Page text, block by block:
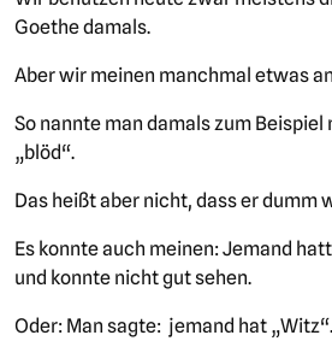
Goethe damals.
Aber wir meinen manchmal etwas
So nannte man damals zum
„blöd“.
Das heißt aber nicht, dass er dumm
Es konnte auch meinen: Jemand
und konnte nicht gut sehen.
Oder: Man sagte: jemand hat